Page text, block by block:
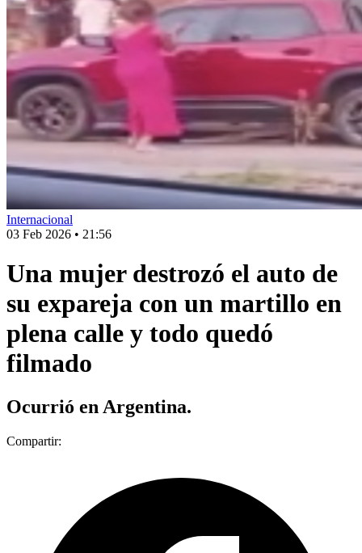
Internacional
03 Feb 2026 • 21:56
Una mujer destrozó el auto de
su expareja con un martillo en
plena calle y todo quedó
filmado
Ocurrió en Argentina.
Compartir: